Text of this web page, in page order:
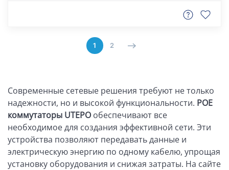
1 2
Современные сетевые решения требуют не только
надежности, но и высокой функциональности. POE
коммутаторы UTEPO обеспечивают все
необходимое для создания эффективной сети. Эти
устройства позволяют передавать данные и
электрическую энергию по одному кабелю, упрощая
установку оборудования и снижая затраты. На сайте